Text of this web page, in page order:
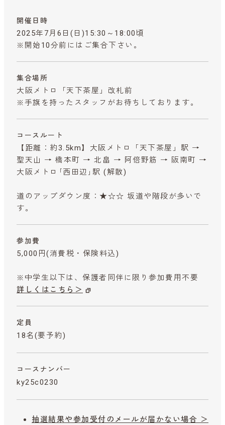
開催日時
2025年7月6日(日)15:30～18:00頃
※開始10分前にはご集合下さい。
集合場所
大阪メトロ「天下茶屋」改札前
※手旗を持ったスタッフがお待ちしております。
コースルート
【距離：約3.5km】大阪メトロ「天下茶屋」駅 →
聖天山 → 橋本町 → 北畠 → 阿倍野筋 → 阪南町 →
大阪メトロ｢西田辺｣駅 (解散)
道のアップダウン度：★☆☆ 坂道や階段が多いで
す。
参加費
5,000円 (消費税・保険料込)
※中学生以下は、保護者同伴に限り参加費用不要
詳しくはこちら＞
定員
18名(要予約)
コースナンバー
ky25c0230
抽選結果や参加受付のメールが届かない場合 ＞